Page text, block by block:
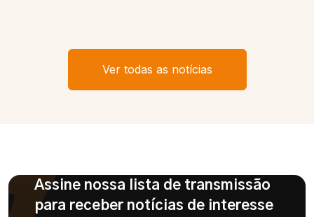
Ver todas as notícias
Assine nossa lista de transmissão
para receber notícias de interesse